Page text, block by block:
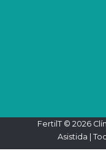
FertilT © 2026
Asistida |